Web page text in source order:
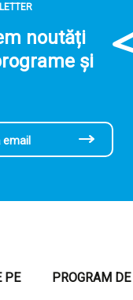
noutăți
și
PE PROGRAM